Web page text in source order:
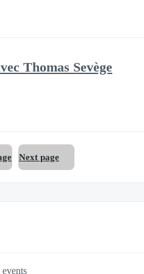
Thomas Sevège
Next page